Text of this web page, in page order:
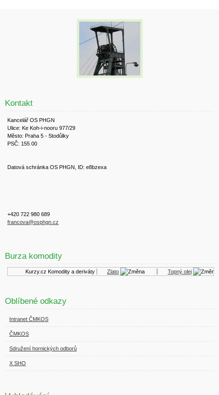
Kontakt
Kancelář OS PHGN
Ulice: Ke Koh-i-nooru 977/29
Město: Praha 5 - Stodůlky
PSČ: 155 00
Datová schránka OS PHGN, ID: e8bzexa
+420 722 980 689
francova@osphgn.cz
Burza komodity
Kurzy.cz Komodity a deriváty Zlato Topný olej
Oblíbené odkazy
Intranet ČMKOS
ČMKOS
Sdružení hornických odborů
X SHO